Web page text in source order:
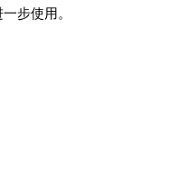
步使用。